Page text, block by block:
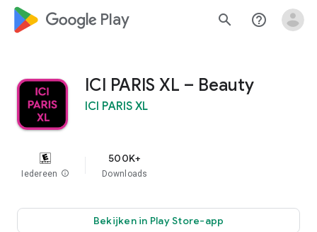
google_logo Play search help_outline
ICI PARIS XL – Beauty
ICI PARIS XL
Iedereen info
500K+
Downloads
Bekijken in Play Store-app